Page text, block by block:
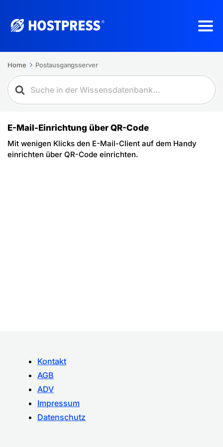
Home Postausgangsserver
E-Mail-Einrichtung über QR-Code
Mit wenigen Klicks den E-Mail-Client auf dem Handy
einrichten über QR-Code einrichten.
Kontakt
AGB
ADV
Impressum
Datenschutz